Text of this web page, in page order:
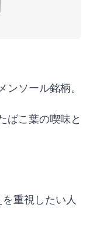
ソール銘柄。
ばこ葉の喫味と
重視したい人